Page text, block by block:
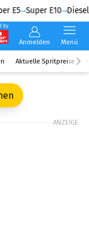
E5 Super E10 Diesel
by
Anmelden Menü
Aktuelle Spritpreise
ANZEIGE